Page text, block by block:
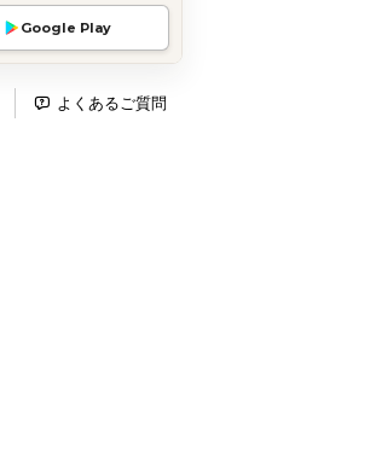
Google Play
よくあるご質問